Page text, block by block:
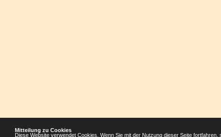
Mitteilung zu Cookies
Diese Website verwendet Cookies. Wenn Sie mit der Nutzung dieser Seite